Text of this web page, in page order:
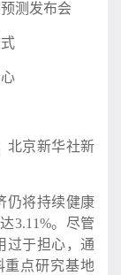
测发布会
北京新华社新
仍将持续健康
3.11%。尽管
过于担心，通
重点研究基地